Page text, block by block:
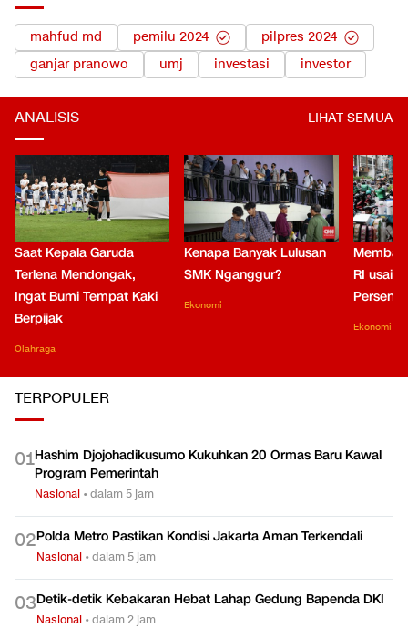
mahfud md pemilu 2024
pilpres 2024
ganjar pranowo
umj investasi investor
ANALISIS LIHAT SEMUA
Saat Kepala Garuda
Terlena Mendongak,
Ingat Bumi Tempat Kaki
Berpijak
Olahraga
Kenapa Banyak Lulusan
SMK Nganggur?
Ekonomi
RI usai
Persen
Ekonomi
TERPOPULER
01Hashim Djojohadikusumo Kukuhkan 20 Ormas Baru Kawal
Program Pemerintah
Nasional •dalam 5 jam
02Polda Metro Pastikan Kondisi Jakarta Aman Terkendali
Nasional •dalam 5 jam
03Detik-detik Kebakaran Hebat Lahap Gedung Bapenda DKI
Nasional •dalam 2 jam